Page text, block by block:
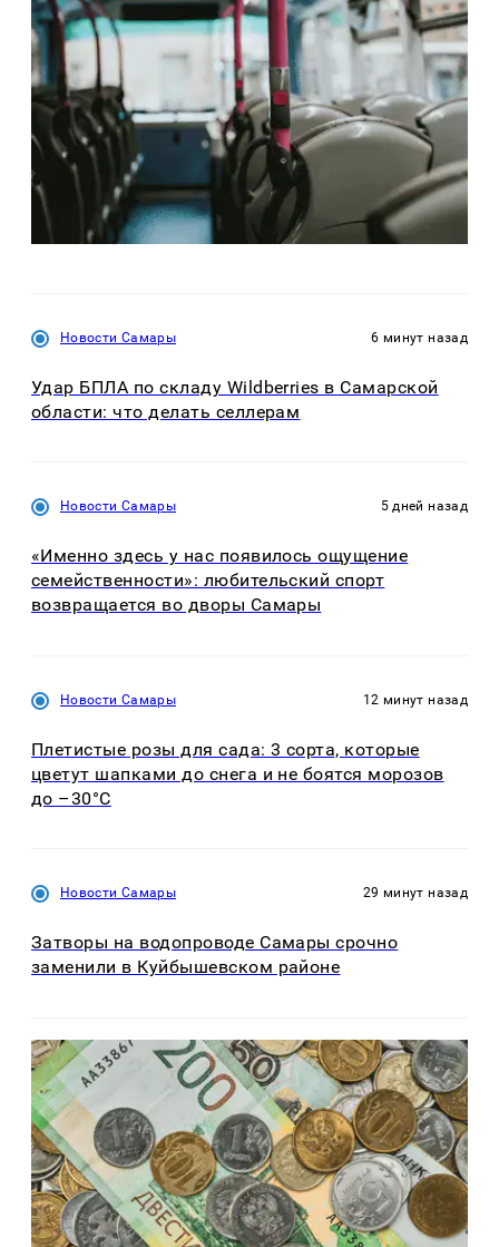
Новости Самары 6 минут назад
Удар БПЛА по складу Wildberries в Самарской
области: что делать селлерам
Новости Самары 5 дней назад
«Именно здесь у нас появилось ощущение
семейственности»: любительский спорт
возвращается во дворы Самары
Новости Самары 12 минут назад
Плетистые розы для сада: 3 сорта, которые
цветут шапками до снега и не боятся морозов
до –30°C
Новости Самары 29 минут назад
Затворы на водопроводе Самары срочно
заменили в Куйбышевском районе